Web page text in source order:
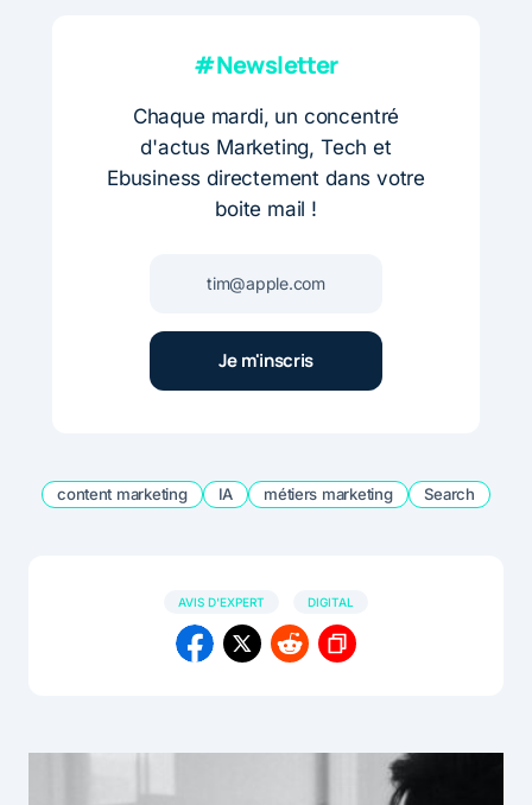
#Newsletter
Chaque mardi, un concentré
d'actus Marketing, Tech et
Ebusiness directement dans votre
boite mail !
content marketing IA métiers marketing Search
AVIS D'EXPERT DIGITAL